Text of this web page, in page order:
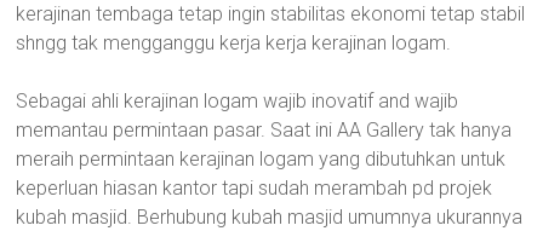
kerajinan tembaga tetap ingin stabilitas ekonomi tetap stabil
shngg tak mengganggu kerja kerja kerajinan logam.
Sebagai ahli kerajinan logam wajib inovatif and wajib
memantau permintaan pasar. Saat ini AA Gallery tak hanya
meraih permintaan kerajinan logam yang dibutuhkan untuk
keperluan hiasan kantor tapi sudah merambah pd projek
kubah masjid. Berhubung kubah masjid umumnya ukurannya